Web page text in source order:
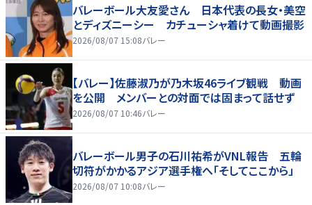
バレーボール大友愛さん 日本代表の長女・美空
とディズニーシー カチューシャ着けて動画撮影
2026/08/07 15:08バレー
【バレー】佐藤淑乃が乃木坂46ライブ観戦 動画
を公開 メンバーとの対面では固まって話せず
2026/08/07 10:46バレー
バレーボール男子の石川祐希がVNL報告 五輪
切符がかかるアジア選手権へ「そしてここから」
2026/08/07 10:08バレー